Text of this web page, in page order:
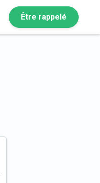
Être rappelé